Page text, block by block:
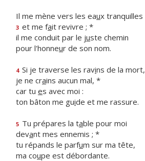
Il me mène vers les eaux tranquilles
3 et me fait revivre ; *
il me conduit par le juste chemin
pour l'honneur de son nom.
4 Si je traverse les ravins de la mort,
je ne crains aucun mal, *
car tu es avec moi :
ton bâton me guide et me rassure.
5 Tu prépares la table pour moi
devant mes ennemis ; *
tu répands le parfum sur ma tête,
ma coupe est débordante.